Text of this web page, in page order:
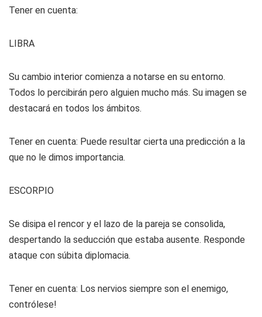
Tener en cuenta:
LIBRA
Su cambio interior comienza a notarse en su entorno.
Todos lo percibirán pero alguien mucho más. Su imagen se
destacará en todos los ámbitos.
Tener en cuenta: Puede resultar cierta una predicción a la
que no le dimos importancia.
ESCORPIO
Se disipa el rencor y el lazo de la pareja se consolida,
despertando la seducción que estaba ausente. Responde
ataque con súbita diplomacia.
Tener en cuenta: Los nervios siempre son el enemigo,
contrólese!